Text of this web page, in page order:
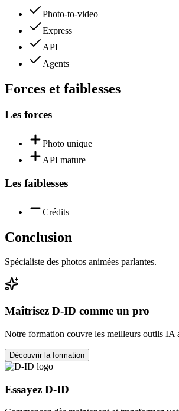
Photo-to-video
Express
API
Agents
Forces et faiblesses
Les forces
Photo unique
API mature
Les faiblesses
Crédits
Conclusion
Spécialiste des photos animées parlantes.
Maîtrisez D-ID comme un pro
Notre formation couvre les meilleurs outils IA
Découvrir la formation
Essayez D-ID